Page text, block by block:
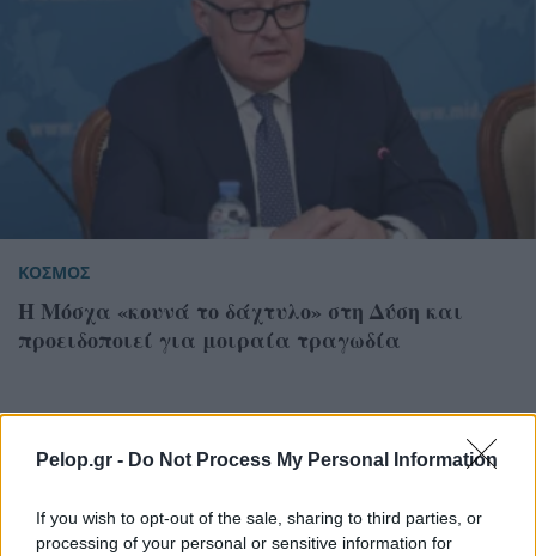
Pelop.gr - Do Not Process My Personal Information
If you wish to opt-out of the sale, sharing to third parties, or
processing of your personal or sensitive information for
ΚΟΣΜΟΣ
Η Μόσχα «κουνά το δάχτυλο» στη Δύση και
προειδοποιεί για μοιραία τραγωδία